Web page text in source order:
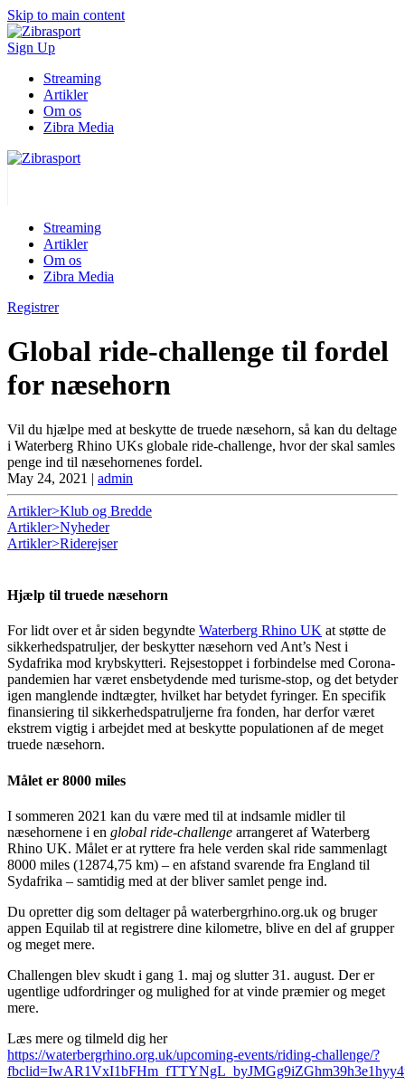
Skip to main content
Sign Up
Streaming
Artikler
Om os
Zibra Media
Streaming
Artikler
Om os
Zibra Media
Registrer
Global ride-challenge til fordel
for næsehorn
Vil du hjælpe med at beskytte de truede næsehorn, så kan du deltage
i Waterberg Rhino UKs globale ride-challenge, hvor der skal samles
penge ind til næsehornenes fordel.
May 24, 2021 | admin
Artikler>Klub og Bredde
Artikler>Nyheder
Artikler>Riderejser
Hjælp til truede næsehorn
For lidt over et år siden begyndte Waterberg Rhino UK at støtte de
sikkerhedspatruljer, der beskytter næsehorn ved Ant’s Nest i
Sydafrika mod krybskytteri. Rejsestoppet i forbindelse med Corona-
pandemien har været ensbetydende med turisme-stop, og det betyder
igen manglende indtægter, hvilket har betydet fyringer. En specifik
finansiering til sikkerhedspatruljerne fra fonden, har derfor været
ekstrem vigtig i arbejdet med at beskytte populationen af de meget
truede næsehorn.
Målet er 8000 miles
I sommeren 2021 kan du være med til at indsamle midler til
næsehornene i en global ride-challenge arrangeret af Waterberg
Rhino UK. Målet er at ryttere fra hele verden skal ride sammenlagt
8000 miles (12874,75 km) – en afstand svarende fra England til
Sydafrika – samtidig med at der bliver samlet penge ind.
Du opretter dig som deltager på waterbergrhino.org.uk og bruger
appen Equilab til at registrere dine kilometre, blive en del af grupper
og meget mere.
Challengen blev skudt i gang 1. maj og slutter 31. august. Der er
ugentlige udfordringer og mulighed for at vinde præmier og meget
mere.
Læs mere og tilmeld dig her
https://waterbergrhino.org.uk/upcoming-events/riding-challenge/?